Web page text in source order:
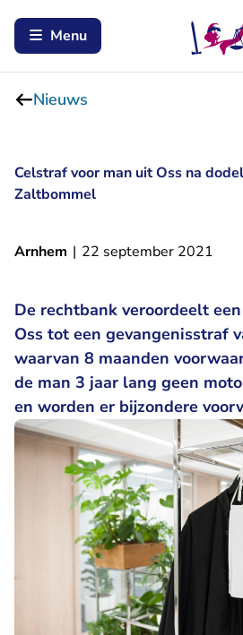
Menu
Nieuws
Celstraf voor man uit Oss na
Zaltbommel
Arnhem | 22 september 2021
De rechtbank veroordeelt
Oss tot een gevangenisstraf
waarvan 8 maanden
de man 3 jaar lang geen
en worden er bijzondere